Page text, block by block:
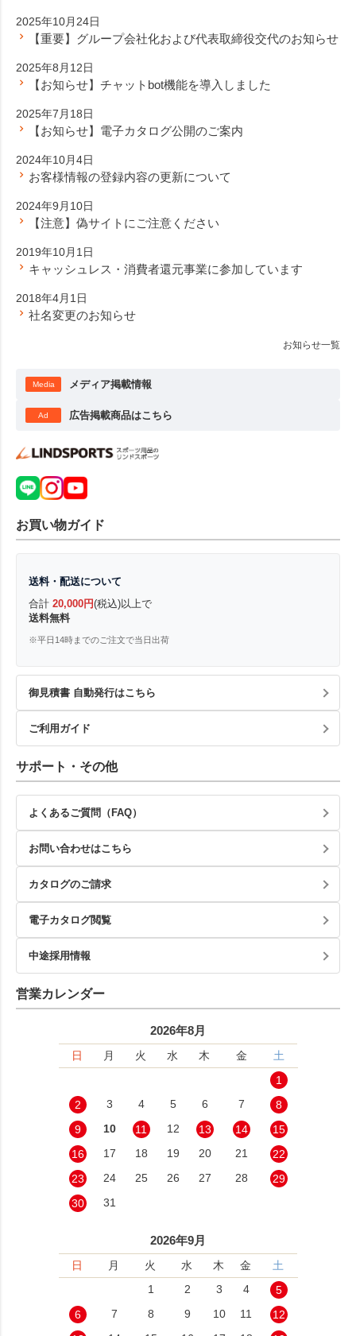
2025年10月24日
【重要】グループ会社化および代表取締役交代のお知らせ
2025年8月12日
【お知らせ】チャットbot機能を導入しました
2025年7月18日
【お知らせ】電子カタログ公開のご案内
2024年10月4日
お客様情報の登録内容の更新について
2024年9月10日
【注意】偽サイトにご注意ください
2019年10月1日
キャッシュレス・消費者還元事業に参加しています
2018年4月1日
社名変更のお知らせ
お知らせ一覧
Media メディア掲載情報
Ad 広告掲載商品はこちら
お買い物ガイド
送料・配送について
合計 20,000円(税込)以上で
送料無料
※平日14時までのご注文で当日出荷
御見積書 自動発行はこちら
ご利用ガイド
サポート・その他
よくあるご質問（FAQ）
お問い合わせはこちら
カタログのご請求
電子カタログ閲覧
中途採用情報
営業カレンダー
2026年8月
日 月 火 水 木 金
土
1
2
3 4 5 6 7
8
9
10 11 12 13 14
15
16
17 18 19 20 21
22
23
24 25 26 27 28
29
30
31
2026年9月
日 月 火 水 木 金
土
1
2 3 4
5
6
7 8 9 10 11
12